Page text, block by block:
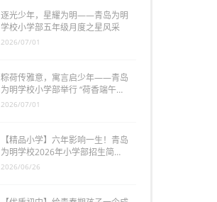
逐光少年，星耀为明——青岛为明
学校小学部五年级月度之星风采
2026/07/01
粽荷传雅意，寓言启少年——青岛
为明学校小学部举行 “荷香端午…
2026/07/01
【精品小学】六年影响一生！青岛
为明学校2026年小学部招生简…
2026/06/26